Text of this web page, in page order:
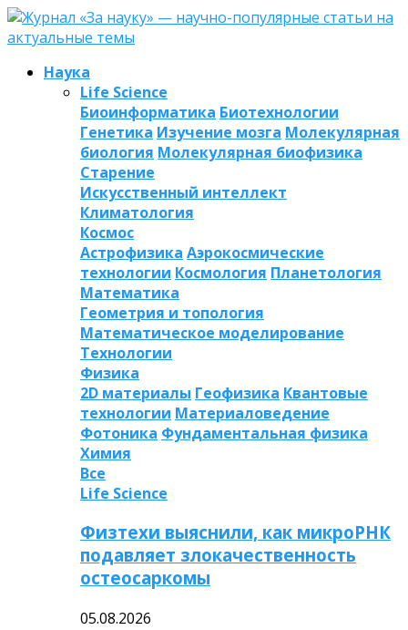
Наука
Life Science
Биоинформатика Биотехнологии
Генетика Изучение мозга Молекулярная
биология Молекулярная биофизика
Старение
Искусственный интеллект
Климатология
Космос
Астрофизика Аэрокосмические
технологии Космология Планетология
Математика
Геометрия и топология
Математическое моделирование
Технологии
Физика
2D материалы Геофизика Квантовые
технологии Материаловедение
Фотоника Фундаментальная физика
Химия
Все
Life Science
Физтехи выяснили, как микроРНК
подавляет злокачественность
остеосаркомы
05.08.2026